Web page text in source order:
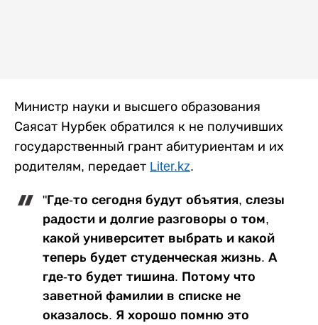
Министр науки и высшего образования
Саясат Нурбек обратился к не получивших
государственный грант абитуриентам и их
родителям, передает Liter.kz.
"Где-то сегодня будут объятия, слезы
радости и долгие разговоры о том,
какой университет выбрать и какой
теперь будет студенческая жизнь. А
где-то будет тишина. Потому что
заветной фамилии в списке не
оказалось. Я хорошо помню это